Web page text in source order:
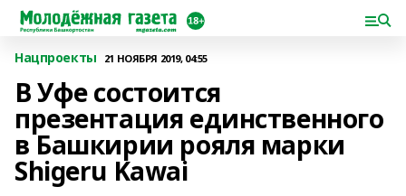
Нацпроекты 21 НОЯБРЯ 2019, 04:55
В Уфе состоится
презентация единственного
в Башкирии рояля марки
Shigeru Kawai